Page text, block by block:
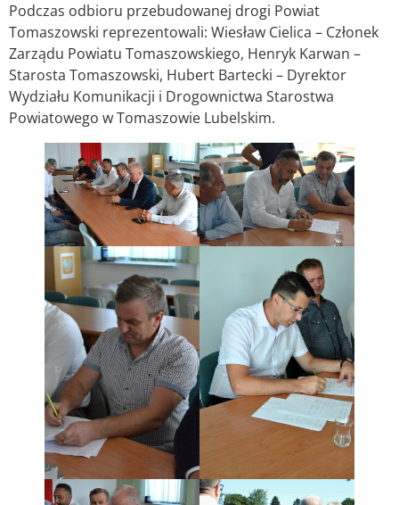
Podczas odbioru przebudowanej drogi Powiat
Tomaszowski reprezentowali: Wiesław Cielica – Członek
Zarządu Powiatu Tomaszowskiego, Henryk Karwan –
Starosta Tomaszowski, Hubert Bartecki – Dyrektor
Wydziału Komunikacji i Drogownictwa Starostwa
Powiatowego w Tomaszowie Lubelskim.